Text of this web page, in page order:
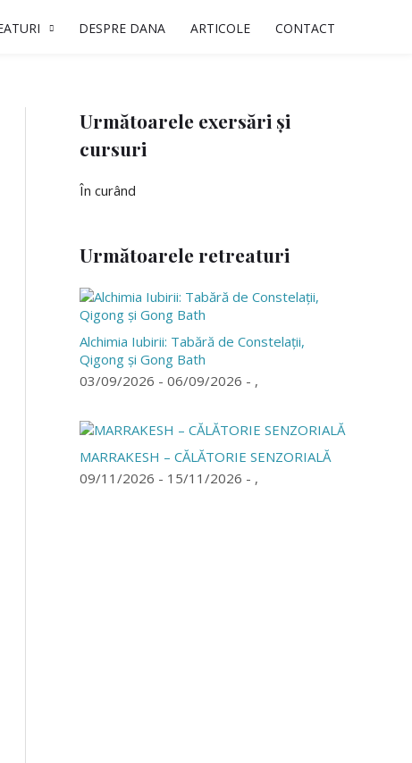
DESPRE DANA ARTICOLE CONTACT
Următoarele exersări și
cursuri
În curând
Următoarele retreaturi
Alchimia Iubirii: Tabără de Constelații,
Qigong și Gong Bath
03/09/2026 - 06/09/2026 - ,
MARRAKESH – CĂLĂTORIE SENZORIALĂ
09/11/2026 - 15/11/2026 - ,